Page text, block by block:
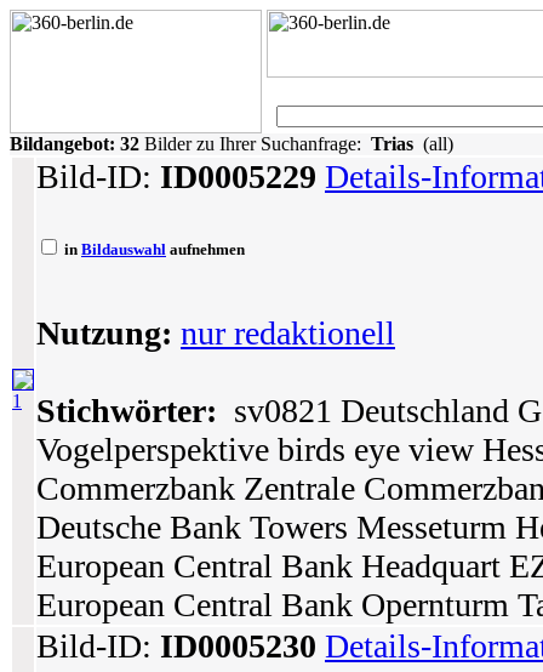
Bildangebot: 32 Bilder zu Ihrer Suchanfrage: Trias (all)
1
Bild-ID: ID0005229 Details-
in Bildauswahl aufnehmen
Nutzung: nur redaktionell
Stichwörter: sv0821 Deutschland
Vogelperspektive birds eye view
Commerzbank Zentrale
Deutsche Bank Towers Messeturm
European Central Bank Headquart
European Central Bank Opernturm
Bild-ID: ID0005230 Details-